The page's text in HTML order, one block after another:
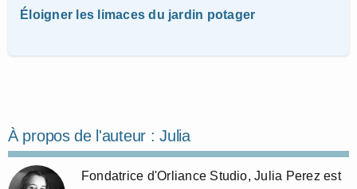
Éloigner les limaces du jardin potager
À propos de l'auteur :Julia
Fondatrice d'Orliance Studio, Julia Perez est